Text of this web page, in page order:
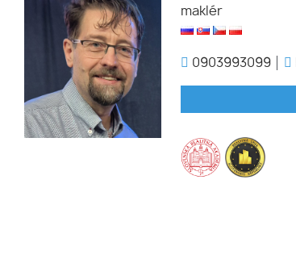
maklér
0903993099